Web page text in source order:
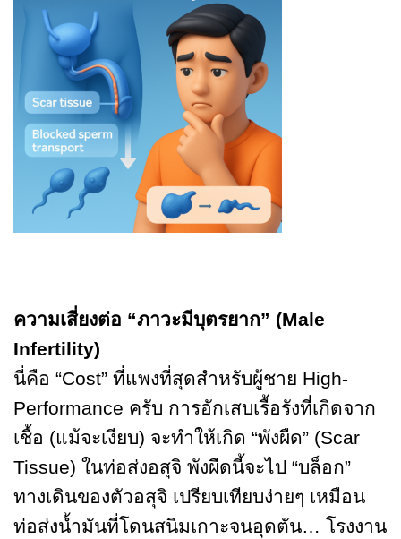
ความเสี่ยงต่อ “ภาวะมีบุตรยาก” (Male
Infertility)
นี่คือ “Cost” ที่แพงที่สุดสำหรับผู้ชาย High-
Performance ครับ การอักเสบเรื้อรังที่เกิดจาก
เชื้อ (แม้จะเงียบ) จะทำให้เกิด “พังผืด” (Scar
Tissue) ในท่อส่งอสุจิ พังผืดนี้จะไป “บล็อก”
ทางเดินของตัวอสุจิ เปรียบเทียบง่ายๆ เหมือน
ท่อส่งน้ำมันที่โดนสนิมเกาะจนอุดตัน… โรงงาน